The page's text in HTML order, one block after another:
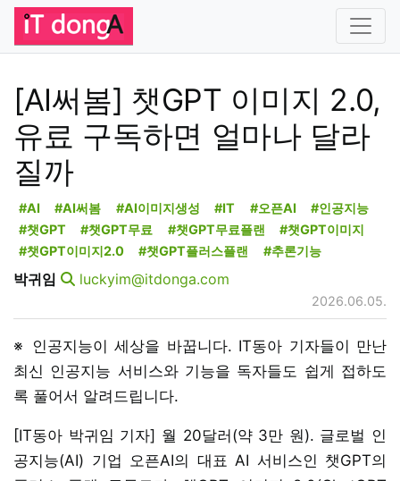
[AI써봄] 챗GPT 이미지 2.0,
유료 구독하면 얼마나 달라
질까
#AI #AI써봄 #AI이미지생성 #IT #오픈AI
#인공지능
#챗GPT
#챗GPT무료 #챗GPT무료플랜
#챗GPT이미지
#챗GPT이미지2.0
#챗GPT플러스플랜 #추론기능
박귀임 luckyim@itdonga.com
2026.06.05.
※ 인공지능이 세상을 바꿉니다. IT동아 기자들이 만난
최신 인공지능 서비스와 기능을 독자들도 쉽게 접하도
록 풀어서 알려드립니다.
[IT동아 박귀임 기자] 월 20달러(약 3만 원). 글로벌 인
공지능(AI) 기업 오픈AI의 대표 AI 서비스인 챗GPT의